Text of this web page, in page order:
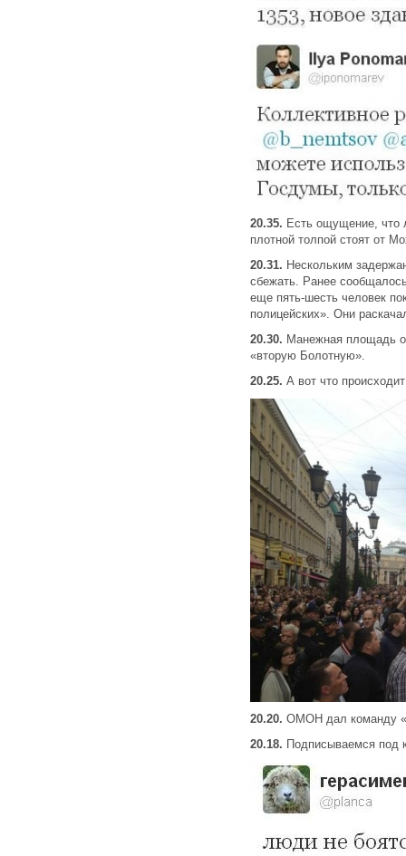
20.35. Есть ощущение, что
плотной толпой стоят от
20.31. Нескольким
сбежать. Ранее
еще пять-шесть человек
полицейских». Они
20.30. Манежная площадь
«вторую Болотную».
20.25. А вот что
20.20. ОМОН дал команду
20.18. Подписываемся под